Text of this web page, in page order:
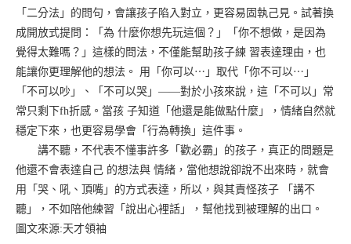
「二分法」的問句，會讓孩子陷入對立，更容易固執己見。試著換
成開放式提問：「為 什麼你想先玩這個？」「你不想做，是因為
覺得太難嗎？」這樣的問法，不僅能幫助孩子練 習表達理由，也
能讓你更理解他的想法。 用「你可以⋯」取代「你不可以⋯」
「不可以吵」、「不可以哭」——對於小孩來說，這「不可以」常
常只剩下fh折感。當孩 子知道「他還是能做點什麼」，情緒自然就
穩定下來，也更容易學會「行為轉換」這件事。
講不聽，不代表不懂事許多「歡必霸」的孩子，真正的問題是
他還不會表達自己 的想法與 情緒，當他想說卻說不出來時，就會
用「哭、吼、頂嘴」的方式表達，所以，與其責怪孩子 「講不
聽」，不如陪他練習「說出心裡話」，幫他找到被理解的出口。
圖文來源:天才領袖